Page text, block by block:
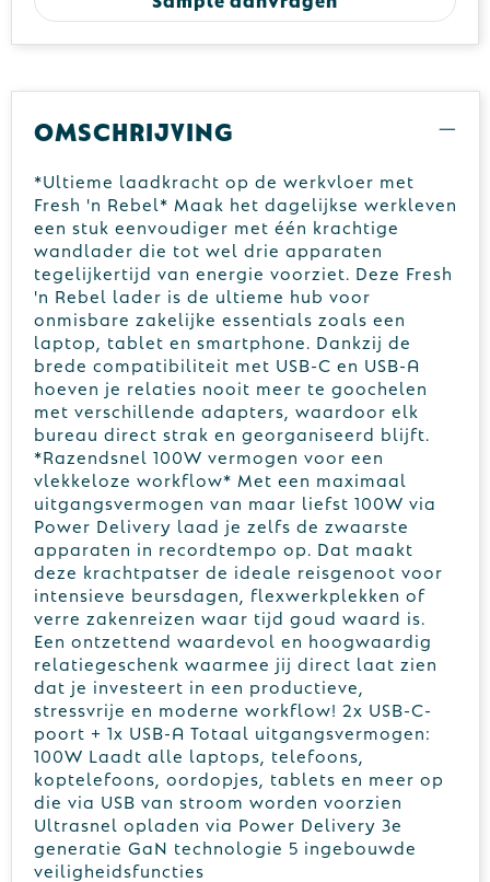
Omschrijving
*Ultieme laadkracht op de werkvloer met
Fresh 'n Rebel* Maak het dagelijkse werkleven
een stuk eenvoudiger met één krachtige
wandlader die tot wel drie apparaten
tegelijkertijd van energie voorziet. Deze Fresh
'n Rebel lader is de ultieme hub voor
onmisbare zakelijke essentials zoals een
laptop, tablet en smartphone. Dankzij de
brede compatibiliteit met USB-C en USB-A
hoeven je relaties nooit meer te goochelen
met verschillende adapters, waardoor elk
bureau direct strak en georganiseerd blijft.
*Razendsnel 100W vermogen voor een
vlekkeloze workflow* Met een maximaal
uitgangsvermogen van maar liefst 100W via
Power Delivery laad je zelfs de zwaarste
apparaten in recordtempo op. Dat maakt
deze krachtpatser de ideale reisgenoot voor
intensieve beursdagen, flexwerkplekken of
verre zakenreizen waar tijd goud waard is.
Een ontzettend waardevol en hoogwaardig
relatiegeschenk waarmee jij direct laat zien
dat je investeert in een productieve,
stressvrije en moderne workflow! 2x USB-C-
poort + 1x USB-A Totaal uitgangsvermogen:
100W Laadt alle laptops, telefoons,
koptelefoons, oordopjes, tablets en meer op
die via USB van stroom worden voorzien
Ultrasnel opladen via Power Delivery 3e
generatie GaN technologie 5 ingebouwde
veiligheidsfuncties